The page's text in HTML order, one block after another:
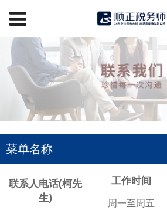
菜单名称
联系人电话(柯先
生)
工作时间
周一至周五